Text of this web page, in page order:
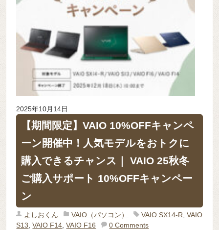
2025年10月14日
【期間限定】VAIO 10%OFFキャンペ
ーン開催中！人気モデルをおトクに
購入できるチャンス｜ VAIO 25秋冬
ご購入サポート 10%OFFキャンペー
ン
よしおくん VAIO（パソコン） VAIO SX14-R ,VAIO
S13 ,VAIO F14 ,VAIO F16
0 Comments